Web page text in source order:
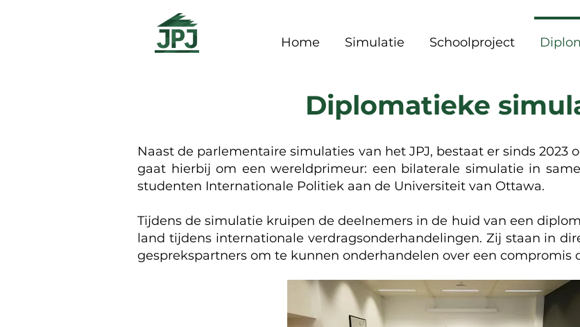
Home Simulatie Schoolproject
Diplomatieke
Naast de parlementaire simulaties van het JPJ, bestaat er sinds
gaat hierbij om een wereldprimeur: een bilaterale simulatie in
studenten Internationale Politiek aan de Universiteit van Ottawa.
Tijdens de simulatie kruipen de deelnemers in de huid van een
land tijdens internationale verdragsonderhandelingen. Zij staan in
gesprekspartners om te kunnen onderhandelen over een compromis